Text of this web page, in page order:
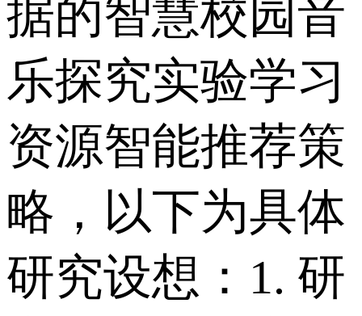
据的智慧校园音
乐探究实验学习
资源智能推荐策
略，以下为具体
研究设想： 1. 研